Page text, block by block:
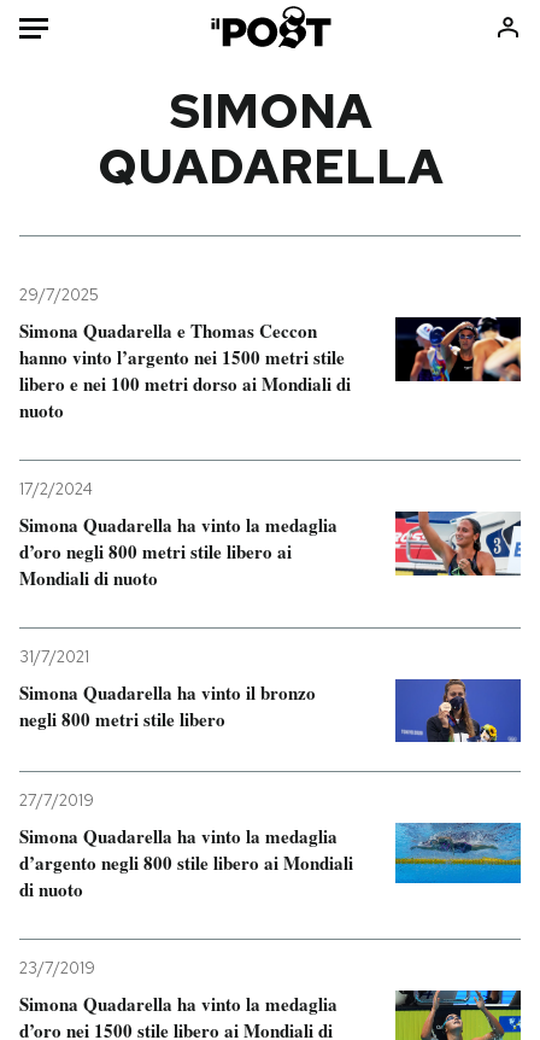
Mondo
Tecnologia
Internet
Scienza
Sport
Libri
Ok Boomer!
Media
PODCAST
NEWSLETTER
SHOP
AREA PERSONALE
SIMONA
QUADARELLA
29/7/2025
Simona Quadarella e Thomas Ceccon
hanno vinto l’argento nei 1500 metri stile
libero e nei 100 metri dorso ai Mondiali di
nuoto
17/2/2024
Simona Quadarella ha vinto la medaglia
d’oro negli 800 metri stile libero ai
Mondiali di nuoto
31/7/2021
Simona Quadarella ha vinto il bronzo
negli 800 metri stile libero
27/7/2019
Simona Quadarella ha vinto la medaglia
d’argento negli 800 stile libero ai Mondiali
di nuoto
23/7/2019
Simona Quadarella ha vinto la medaglia
d’oro nei 1500 stile libero ai Mondiali di